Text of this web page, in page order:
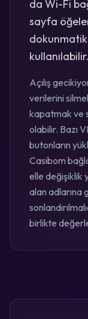
da Wi-Fi
sayfa
kullanılabilir.
Açılış
verilerini
kapatmak ve
olabilir. Bazı
butonların
Casibom
elle değişiklik
alan adlarına
birlikte